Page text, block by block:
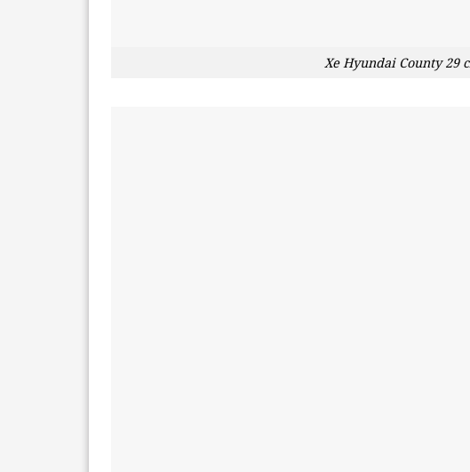
Xe Hyundai County 29